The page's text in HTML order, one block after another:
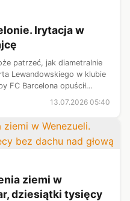
Irytacja w
patrzeć, jak diametralnie
Lewandowskiego w klubie
FC Barcelona opuścił
13.07.2026 05:40
ziemi w
dziesiątki tysięcy